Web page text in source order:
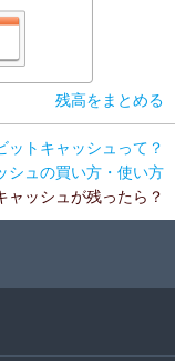
残高をまとめる
ットキャッシュって？
シュの買い方・使い方
ャッシュが残ったら？